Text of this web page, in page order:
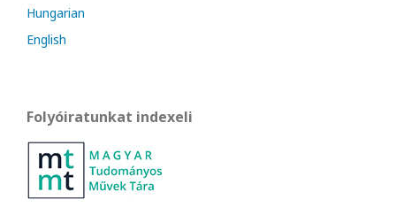
Hungarian
English
Folyóiratunkat indexeli